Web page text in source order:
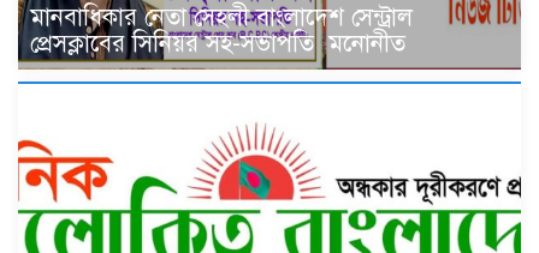
মানবাধিকার নেতা সেহলী বাংলাদেশ সেন্ট্রাল
প্রেসক্লাবের সিনিয়র সহ-সভাপতি মনোনীত